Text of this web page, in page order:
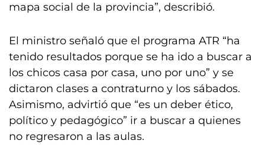
mapa social de la provincia”, describió.
El ministro señaló que el programa ATR “ha
tenido resultados porque se ha ido a buscar a
los chicos casa por casa, uno por uno” y se
dictaron clases a contraturno y los sábados.
Asimismo, advirtió que “es un deber ético,
político y pedagógico” ir a buscar a quienes
no regresaron a las aulas.